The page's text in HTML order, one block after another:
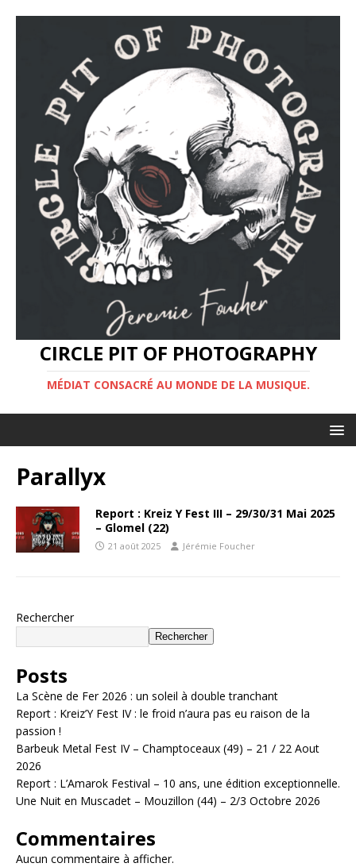
CIRCLE PIT OF PHOTOGRAPHY
MÉDIAT CONSACRÉ AU MONDE DE LA MUSIQUE.
Parallyx
Report : Kreiz Y Fest III – 29/30/31 Mai 2025
– Glomel (22)
21 août 2025 Jérémie Foucher
Rechercher
Rechercher
Posts
La Scène de Fer 2026 : un soleil à double tranchant
Report : Kreiz’Y Fest IV : le froid n’aura pas eu raison de la
passion !
Barbeuk Metal Fest IV – Champtoceaux (49) – 21 / 22 Aout
2026
Report : L’Amarok Festival – 10 ans, une édition exceptionnelle.
Une Nuit en Muscadet – Mouzillon (44) – 2/3 Octobre 2026
Commentaires
Aucun commentaire à afficher.